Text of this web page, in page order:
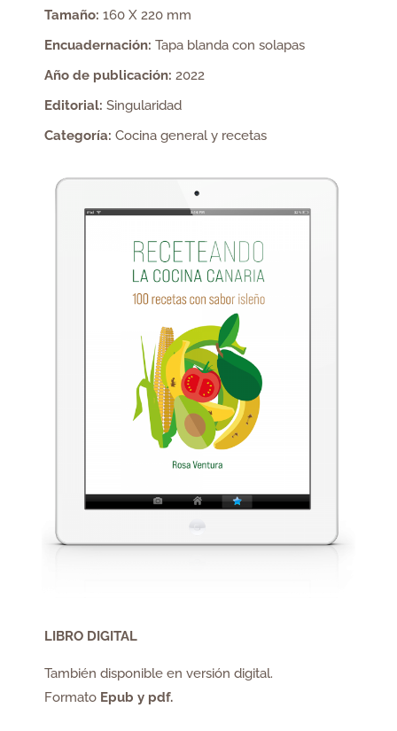
Tamaño: 160 X 220 mm
Encuadernación: Tapa blanda con solapas
Año de publicación: 2022
Editorial: Singularidad
Categoría: Cocina general y recetas
LIBRO DIGITAL
También disponible en versión digital.
Formato Epub y pdf.